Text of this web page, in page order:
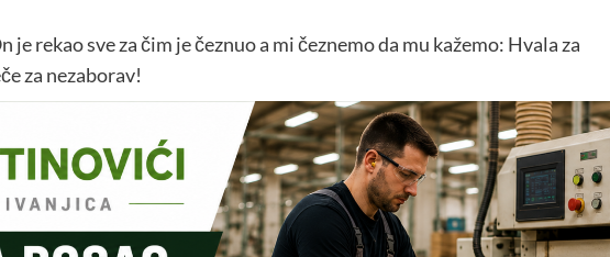
je rekao sve za čim je čeznuo a mi čeznemo da mu kažemo: Hvala za
za nezaborav!